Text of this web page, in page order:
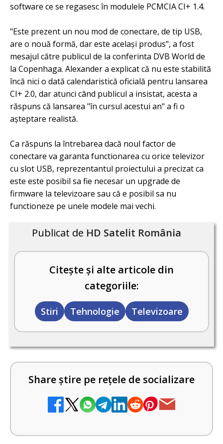
software ce se regasesc în modulele PCMCIA CI+ 1.4.
"Este prezent un nou mod de conectare, de tip USB,
are o nouă formă, dar este același produs", a fost
mesajul către publicul de la conferinta DVB World de
la Copenhaga. Alexander a explicat că nu este stabilită
încă nici o dată calendaristică oficială pentru lansarea
CI+ 2.0, dar atunci când publicul a insistat, acesta a
răspuns că lansarea "în cursul acestui an" a fi o
așteptare realistă.
Ca răspuns la întrebarea dacă noul factor de
conectare va garanta functionarea cu orice televizor
cu slot USB, reprezentantul proiectului a precizat ca
este este posibil sa fie necesar un upgrade de
firmware la televizoare sau că e posibil sa nu
functioneze pe unele modele mai vechi.
Publicat de HD Satelit România
Citește și alte articole din
categoriile:
Stiri Tehnologie Televizoare
Share știre pe rețele de socializare